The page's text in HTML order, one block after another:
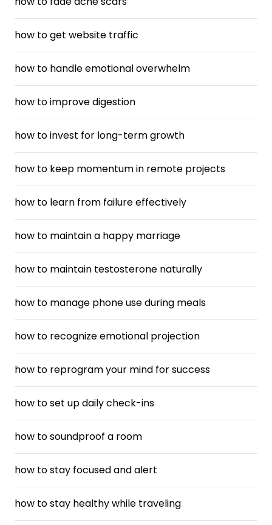
how to get website traffic
how to handle emotional overwhelm
how to improve digestion
how to invest for long-term growth
how to keep momentum in remote projects
how to learn from failure effectively
how to maintain a happy marriage
how to maintain testosterone naturally
how to manage phone use during meals
how to recognize emotional projection
how to reprogram your mind for success
how to set up daily check-ins
how to soundproof a room
how to stay focused and alert
how to stay healthy while traveling